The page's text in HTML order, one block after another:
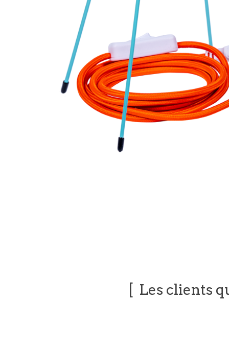
Les clients